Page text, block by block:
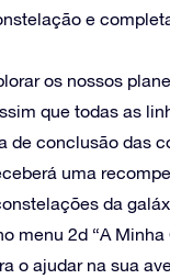
e
os nossos
que todas as
de conclusão das
uma
da
menu 2d “A
o ajudar na sua